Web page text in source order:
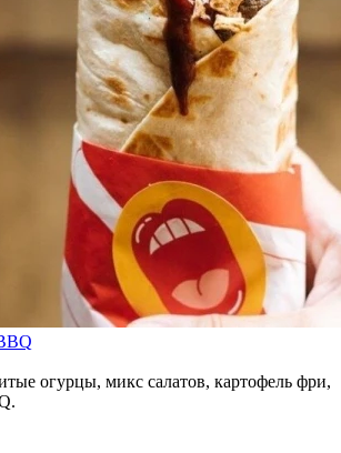
огурцы, микс салатов, картофель фри,